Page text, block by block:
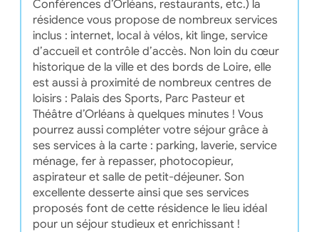
Conférences d’Orléans, restaurants, etc.) la
résidence vous propose de nombreux services
inclus : internet, local à vélos, kit linge, service
d’accueil et contrôle d’accès. Non loin du cœur
historique de la ville et des bords de Loire, elle
est aussi à proximité de nombreux centres de
loisirs : Palais des Sports, Parc Pasteur et
Théâtre d’Orléans à quelques minutes ! Vous
pourrez aussi compléter votre séjour grâce à
ses services à la carte : parking, laverie, service
ménage, fer à repasser, photocopieur,
aspirateur et salle de petit-déjeuner. Son
excellente desserte ainsi que ses services
proposés font de cette résidence le lieu idéal
pour un séjour studieux et enrichissant !